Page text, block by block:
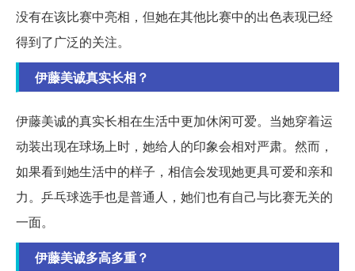
没有在该比赛中亮相，但她在其他比赛中的出色表现已经
得到了广泛的关注。
伊藤美诚真实长相？
伊藤美诚的真实长相在生活中更加休闲可爱。当她穿着运
动装出现在球场上时，她给人的印象会相对严肃。然而，
如果看到她生活中的样子，相信会发现她更具可爱和亲和
力。乒乓球选手也是普通人，她们也有自己与比赛无关的
一面。
伊藤美诚多高多重？